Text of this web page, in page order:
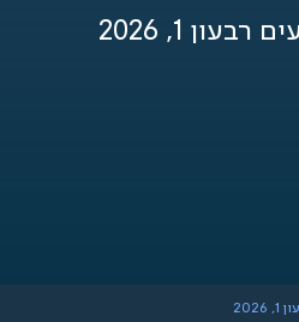
1, 2026